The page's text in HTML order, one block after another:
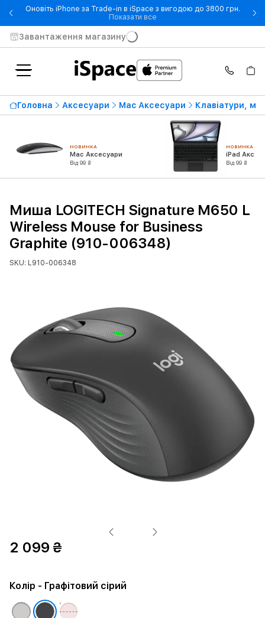
Оновіть iPhone за Trade-in в iSpace з вигодою до 3800 грн.
Показати все- Оновіть iPhone за Trade-in
Завантаження магазину
Головна Аксесуари Mac Аксесуари Клавіатури,
НОВИНКА
Mac Аксесуари
Від 99 ₴
НОВИНКА
iPad
Від 99 ₴
Миша LOGITECH Signature M650 L
Wireless Mouse for Business
Graphite (910-006348)
SKU: L910-006348
2 099 ₴
Колір - Графітовий сірий